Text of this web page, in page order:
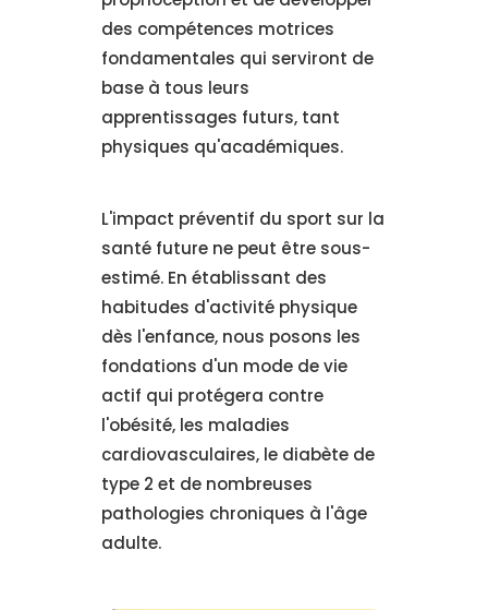
des compétences motrices
fondamentales qui serviront de
base à tous leurs
apprentissages futurs, tant
physiques qu'académiques.
L'impact préventif du sport sur la
santé future ne peut être sous-
estimé. En établissant des
habitudes d'activité physique
dès l'enfance, nous posons les
fondations d'un mode de vie
actif qui protégera contre
l'obésité, les maladies
cardiovasculaires, le diabète de
type 2 et de nombreuses
pathologies chroniques à l'âge
adulte.